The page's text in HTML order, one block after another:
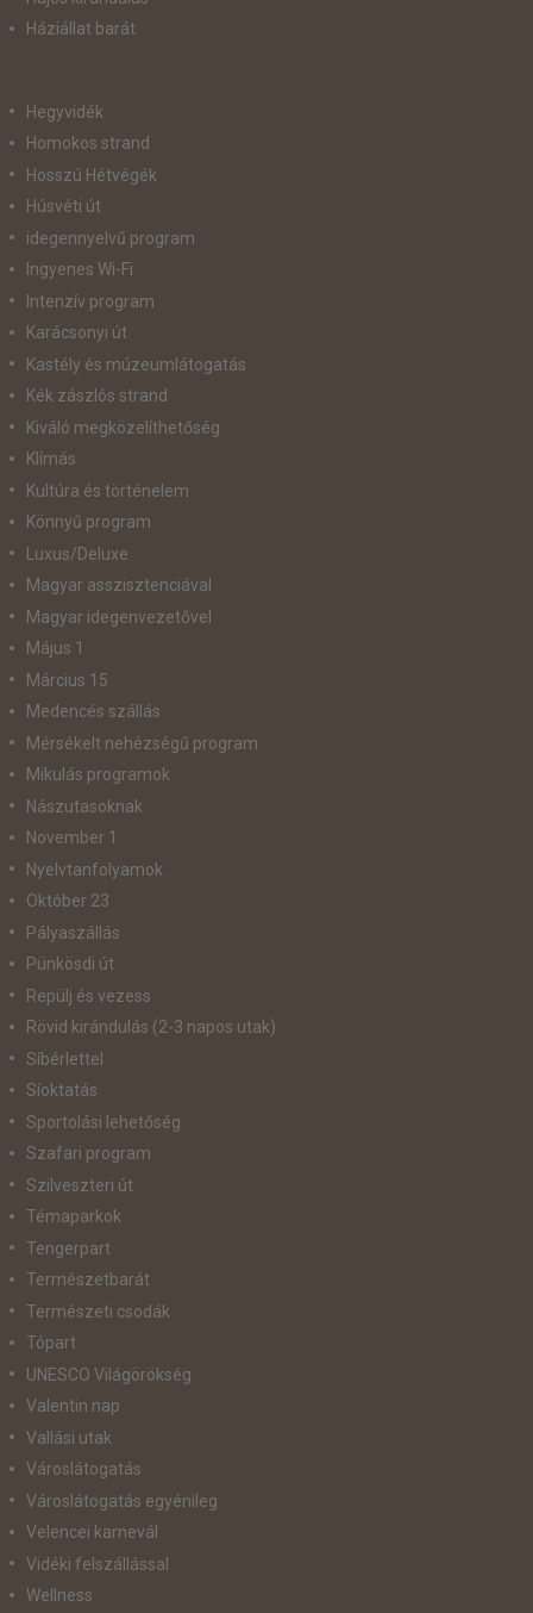
Háziállat barát
Hegyvidék
Homokos strand
Hosszú Hétvégék
Húsvéti út
idegennyelvű program
Ingyenes Wi-Fi
Intenzív program
Karácsonyi út
Kastély és múzeumlátogatás
Kék zászlós strand
Kiváló megközelíthetőség
Klímás
Kultúra és történelem
Könnyű program
Luxus/Deluxe
Magyar asszisztenciával
Magyar idegenvezetővel
Május 1
Március 15
Medencés szállás
Mérsékelt nehézségű program
Mikulás programok
Nászutasoknak
November 1
Nyelvtanfolyamok
Október 23
Pályaszállás
Pünkösdi út
Repülj és vezess
Rövid kirándulás (2-3 napos utak)
Síbérlettel
Síoktatás
Sportolási lehetőség
Szafari program
Szilveszteri út
Témaparkok
Tengerpart
Természetbarát
Természeti csodák
Tópart
UNESCO Világörökség
Valentin nap
Vallási utak
Városlátogatás
Városlátogatás egyénileg
Velencei karnevál
Vidéki felszállással
Wellness